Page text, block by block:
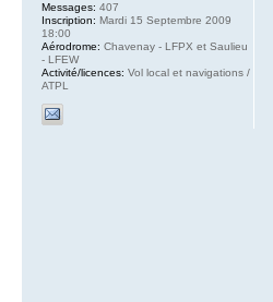
Messages: 407
Inscription: Mardi 15 Septembre 2009
18:00
Aérodrome: Chavenay - LFPX et Saulieu
- LFEW
Activité/licences: Vol local et navigations /
ATPL